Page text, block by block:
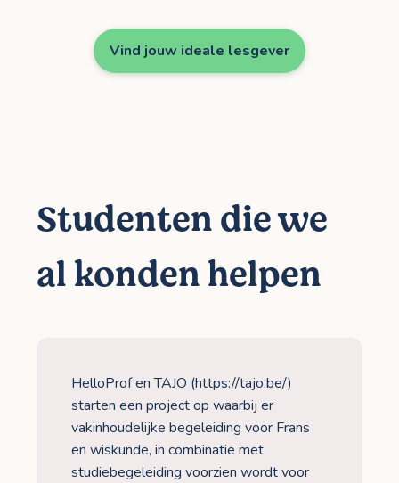
Vind jouw ideale lesgever
Studenten die we
al konden helpen
HelloProf en TAJO (https://tajo.be/)
starten een project op waarbij er
vakinhoudelijke begeleiding voor Frans
en wiskunde, in combinatie met
studiebegeleiding voorzien wordt voor